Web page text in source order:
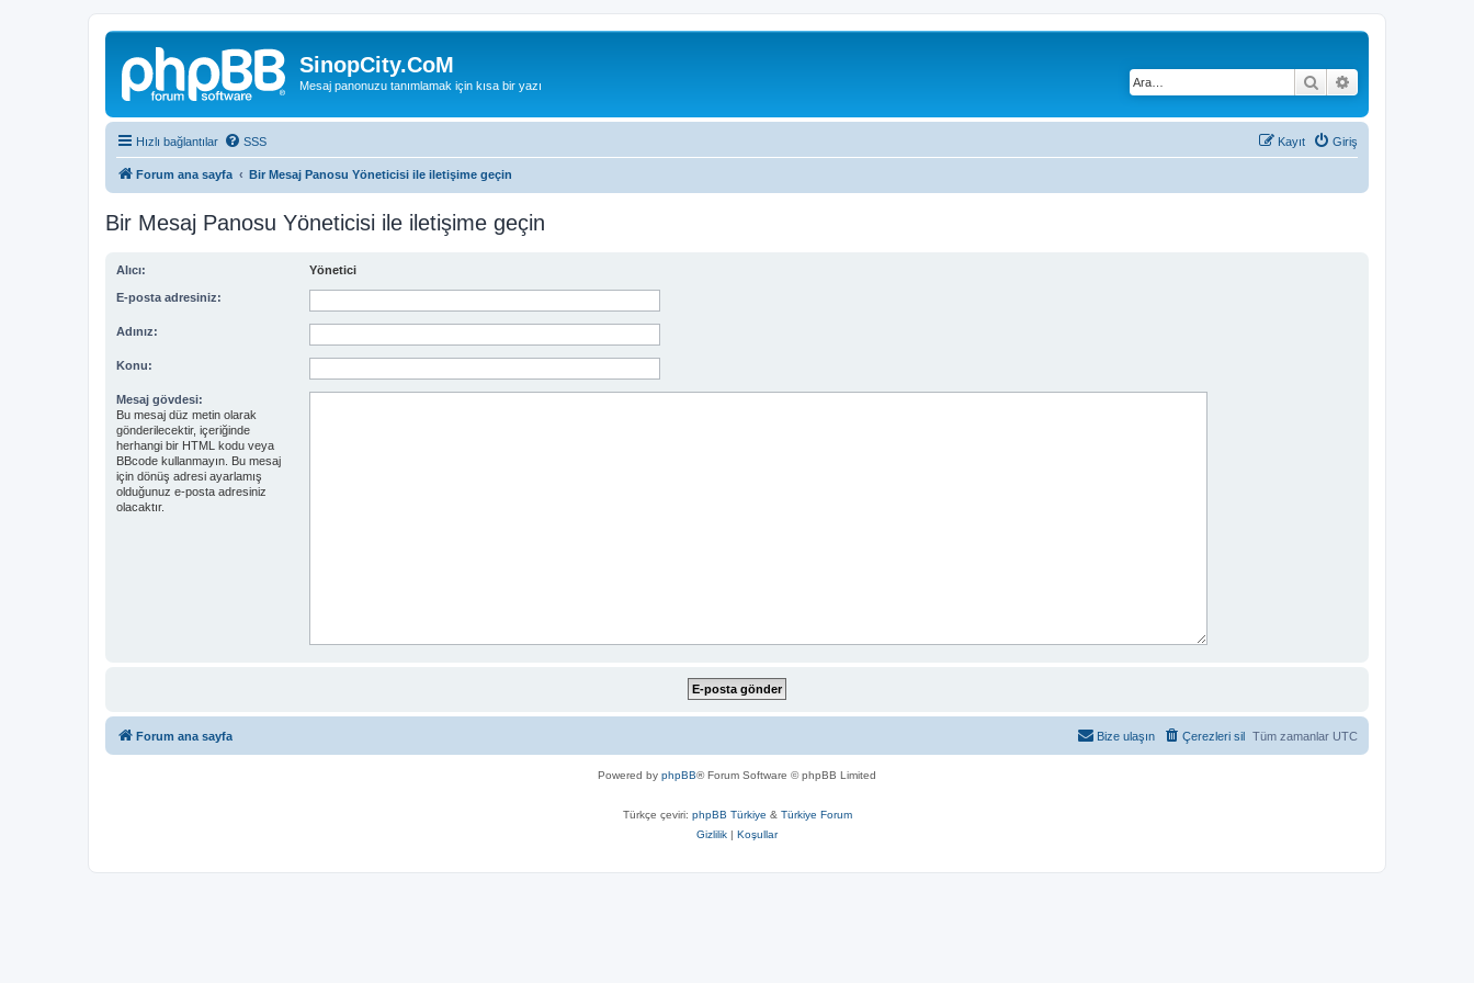
SinopCity.CoM
Mesaj panonuzu tanımlamak için kısa bir yazı Ara
Hızlı bağlantılar SSS Giriş
Kayıt
Forum ana sayfa Bir Mesaj Panosu Yöneticisi ile iletişime geçin
Bir Mesaj Panosu Yöneticisi ile iletişime geçin
Alıcı: Yönetici
E-posta adresiniz:
Adınız:
Konu:
Mesaj gövdesi:
Bu mesaj düz metin olarak
gönderilecektir, içeriğinde
herhangi bir HTML kodu veya
BBcode kullanmayın. Bu mesaj
için dönüş adresi ayarlamış
olduğunuz e-posta adresiniz
olacaktır.
Forum ana sayfa Tüm zamanlar UTC
Çerezleri sil
Bize ulaşın
Powered by phpBB® Forum Software © phpBB Limited
Türkçe çeviri: phpBB Türkiye & Türkiye Forum
Gizlilik | Koşullar